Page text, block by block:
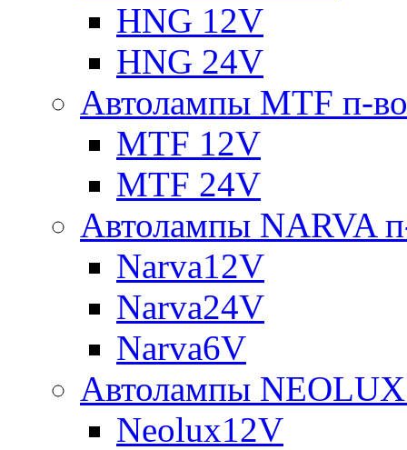
HNG 12V
HNG 24V
Автолампы MTF п-
MTF 12V
MTF 24V
Автолампы NARVA
Narva12V
Narva24V
Narva6V
Автолампы
Neolux12V